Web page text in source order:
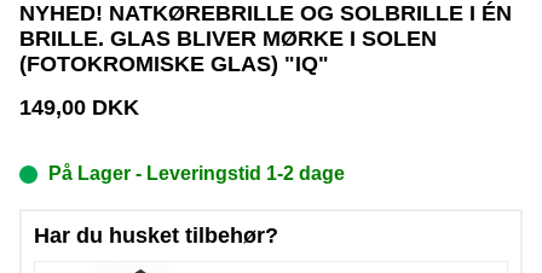
NYHED! NATKØREBRILLE OG SOLBRILLE I ÉN
BRILLE. GLAS BLIVER MØRKE I SOLEN
(FOTOKROMISKE GLAS) "IQ"
149,00DKK
På Lager - Leveringstid 1-2 dage
Har du husket tilbehør?